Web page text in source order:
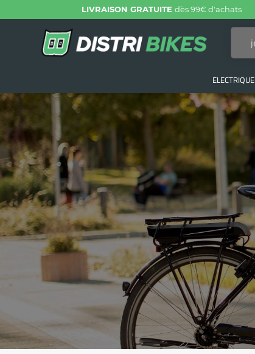
LIVRAISON GRATUITEdès 99€ d'achats
ELECTRIQUE